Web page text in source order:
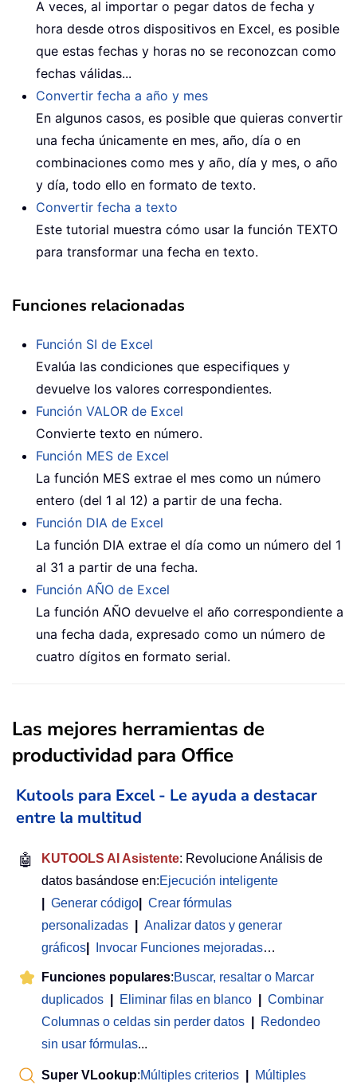
A veces, al importar o pegar datos de fecha y
hora desde otros dispositivos en Excel, es posible
que estas fechas y horas no se reconozcan como
fechas válidas...
Convertir fecha a año y mes
En algunos casos, es posible que quieras convertir
una fecha únicamente en mes, año, día o en
combinaciones como mes y año, día y mes, o año
y día, todo ello en formato de texto.
Convertir fecha a texto
Este tutorial muestra cómo usar la función TEXTO
para transformar una fecha en texto.
Funciones relacionadas
Función SI de Excel
Evalúa las condiciones que especifiques y
devuelve los valores correspondientes.
Función VALOR de Excel
Convierte texto en número.
Función MES de Excel
La función MES extrae el mes como un número
entero (del 1 al 12) a partir de una fecha.
Función DIA de Excel
La función DIA extrae el día como un número del 1
al 31 a partir de una fecha.
Función AÑO de Excel
La función AÑO devuelve el año correspondiente a
una fecha dada, expresado como un número de
cuatro dígitos en formato serial.
Las mejores herramientas de
productividad para Office
Kutools para Excel - Le ayuda a destacar
entre la multitud
🤖 KUTOOLS AI Asistente: Revolucione Análisis de
datos basándose en:Ejecución inteligente
Generar código
Crear fórmulas
personalizadas
Analizar datos y generar
gráficos
Invocar Funciones mejoradas…
Funciones populares:Buscar, resaltar o Marcar
duplicados
Eliminar filas en blanco
Combinar
Columnas o celdas sin perder datos
Redondeo
sin usar fórmulas...
Super VLookup:Múltiples criterios
Múltiples